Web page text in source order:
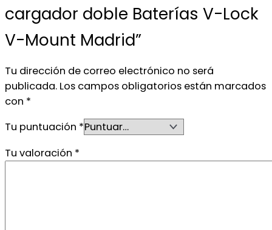
cargador doble Baterías V-Lock
V-Mount Madrid”
Tu dirección de correo electrónico no será
publicada. Los campos obligatorios están marcados
con *
Tu puntuación *
Tu valoración *